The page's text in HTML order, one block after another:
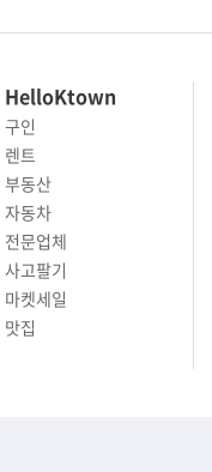
HelloKtown
구인
렌트
부동산
자동차
전문업체
사고팔기
마켓세일